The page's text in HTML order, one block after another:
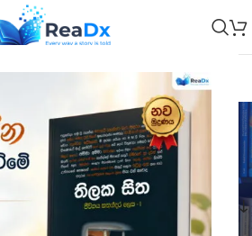
Novel
Categories
Showing all 9 results